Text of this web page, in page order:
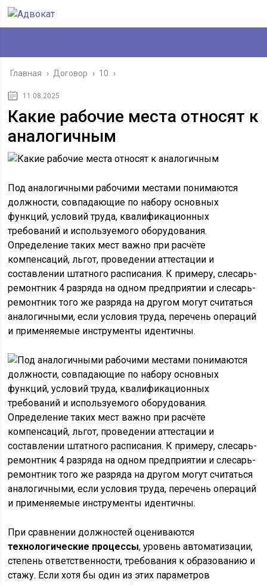
Главная › Договор › 10 ›
11.08.2025
Какие рабочие места относят к
аналогичным
Под аналогичными рабочими местами понимаются
должности, совпадающие по набору основных
функций, условий труда, квалификационных
требований и используемого оборудования.
Определение таких мест важно при расчёте
компенсаций, льгот, проведении аттестации и
составлении штатного расписания. К примеру, слесарь-
ремонтник 4 разряда на одном предприятии и слесарь-
ремонтник того же разряда на другом могут считаться
аналогичными, если условия труда, перечень операций
и применяемые инструменты идентичны.
При сравнении должностей оцениваются
технологические процессы, уровень автоматизации,
степень ответственности, требования к образованию и
стажу. Если хотя бы один из этих параметров